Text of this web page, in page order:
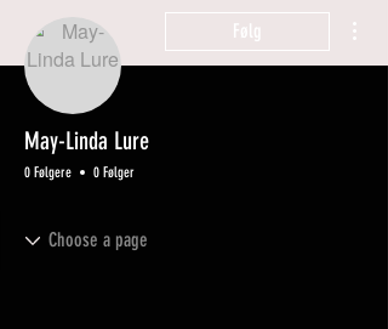
Følg
May-Linda Lure
0 Følgere 0 Følger